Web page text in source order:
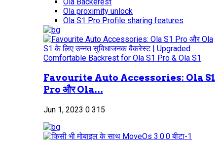
Ola proximity unlock
Ola S1 Pro Profile sharing features
Favourite Auto Accessories: Ola S1
Pro और Ola...
Jun 1, 2023 0 315